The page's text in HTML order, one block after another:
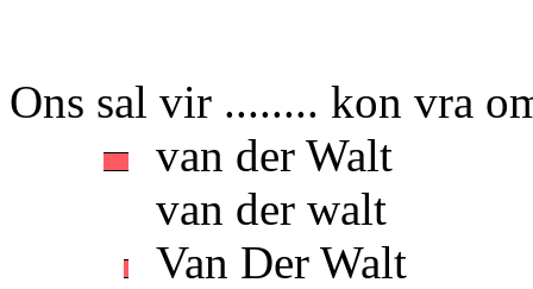
Ons sal vir ........ kon vra
van der Walt
van der walt
Van Der Walt